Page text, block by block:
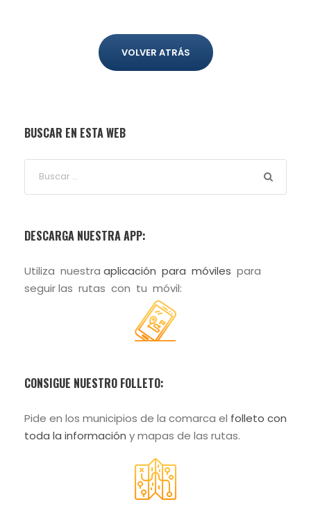
VOLVER ATRÁS
BUSCAR EN ESTA WEB
DESCARGA NUESTRA APP:
Utiliza nuestra aplicación para móviles para
seguir las rutas con tu móvil:
CONSIGUE NUESTRO FOLLETO:
Pide en los municipios de la comarca el folleto con
toda la información y mapas de las rutas.